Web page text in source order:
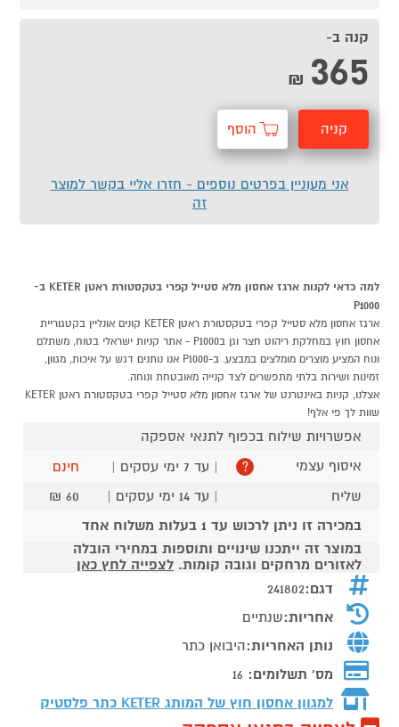
קנה ב-
365
₪
קניה הוסף
אני מעוניין בפרטים נוספים - חזרו אליי בקשר למוצר
זה
למה כדאי לקנות ארגז אחסון מלא סטייל קפרי בטקסטורת ראטן KETER ב-
P1000
ארגז אחסון מלא סטייל קפרי בטקסטורת ראטן KETER קונים אונליין בקטגוריית
אחסון חוץ במחלקת ריהוט חצר וגן בP1000 - אתר קניות ישראלי בטוח, משתלם
ונוח המציע מוצרים מומלצים במבצע. ב-P1000 אנו נותנים דגש על איכות, מגוון,
זמינות ושירות בלתי מתפשרים לצד קנייה מאובטחת ונוחה.
אצלנו, קניות באינטרנט של ארגז אחסון מלא סטייל קפרי בטקסטורת ראטן KETER
שוות לך פי אלף!
אפשרויות שילוח בכפוף לתנאי אספקה
איסוף עצמי
? | עד 7 ימי עסקים |
חינם
שליח
| עד 14 ימי עסקים |
60 ₪
במכירה זו ניתן לרכוש עד 1 בעלות משלוח אחד
במוצר זה ייתכנו שינויים ותוספות במחירי הובלה
לאזורים מרחקים וגובה קומות. לצפייה לחץ כאן
דגם:241802
אחריות:שנתיים
נותן האחריות:היבואן כתר
מס' תשלומים: 16
למגוון אחסון חוץ של המותג KETER כתר פלסטיק